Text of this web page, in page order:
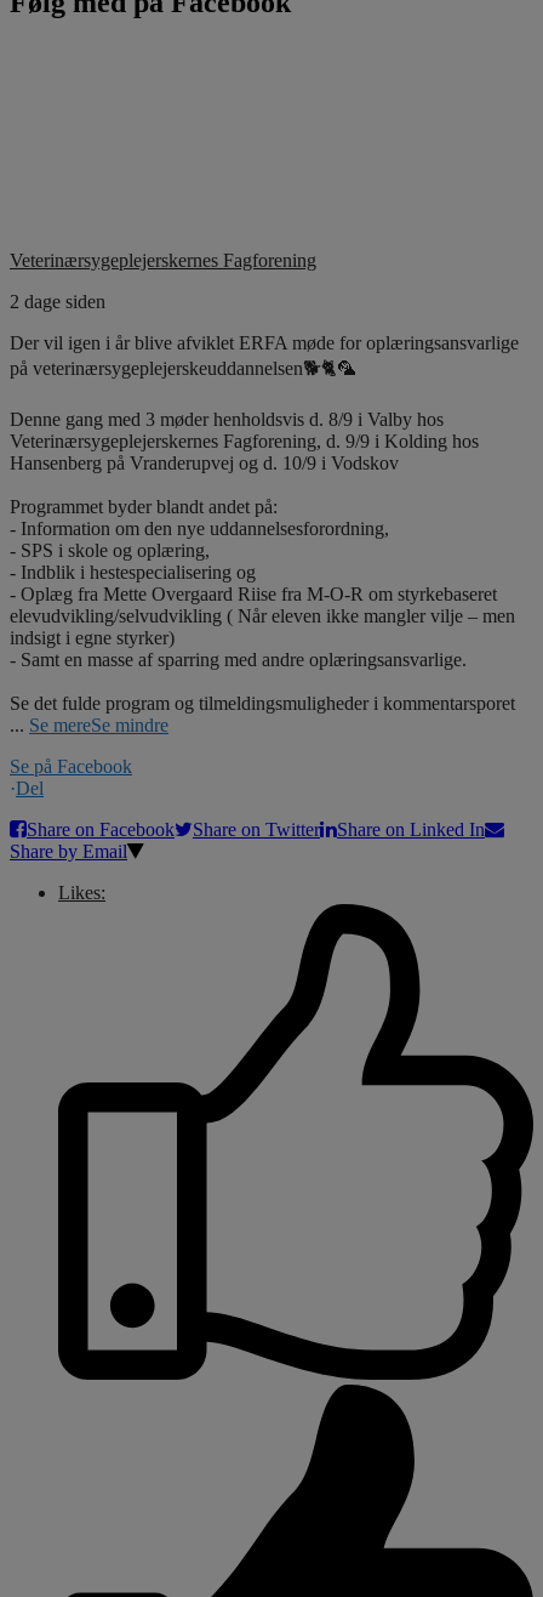
Veterinærsygeplejerskernes Fagforening
2 dage siden
Der vil igen i år blive afviklet ERFA møde for oplæringsansvarlige
på veterinærsygeplejerskeuddannelsen🐕🐈🦜
Denne gang med 3 møder henholdsvis d. 8/9 i Valby hos
Veterinærsygeplejerskernes Fagforening, d. 9/9 i Kolding hos
Hansenberg på Vranderupvej og d. 10/9 i Vodskov
Programmet byder blandt andet på:
- Information om den nye uddannelsesforordning,
- SPS i skole og oplæring,
- Indblik i hestespecialisering og
- Oplæg fra Mette Overgaard Riise fra M-O-R om styrkebaseret
elevudvikling/selvudvikling ( Når eleven ikke mangler vilje – men
indsigt i egne styrker)
- Samt en masse af sparring med andre oplæringsansvarlige.
Se det fulde program og tilmeldingsmuligheder i kommentarsporet
... Se mereSe mindre
Se på Facebook
·Del
Share on Facebook
Share on Twitter
Share on Linked In
Share by Email
Likes: